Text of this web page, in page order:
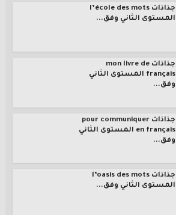
جذاذات l’école des mots
المستوى الثاني وفق...
جذاذات mon livre de
français المستوى الثاني
وفق...
جذاذات pour communiquer
en français المستوى الثاني
وفق...
جذاذات l’oasis des mots
المستوى الثاني وفق...